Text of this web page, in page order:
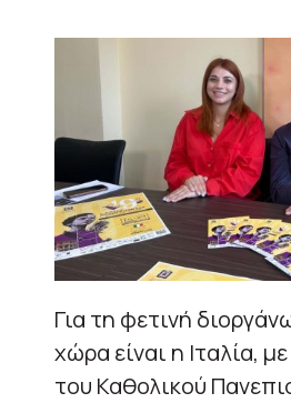
Για τη φετινή
χώρα είναι η Ιταλία,
του Καθολικού